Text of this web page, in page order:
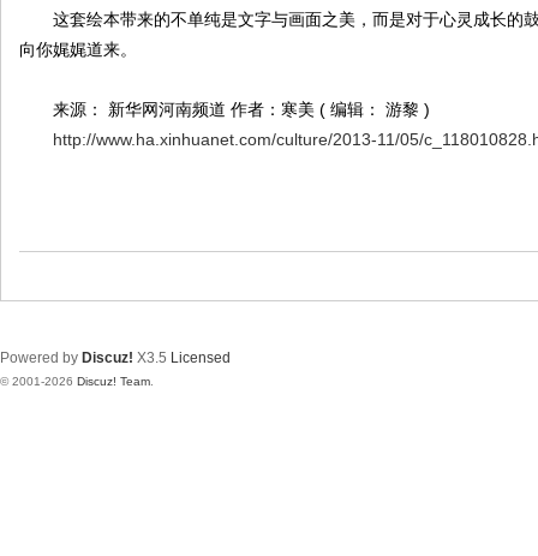
这套绘本带来的不单纯是文字与画面之美，而是对于心灵成长的
向你娓娓道来。
来源： 新华网河南频道 作者：寒美 ( 编辑： 游黎 )
http://www.ha.xinhuanet.com/culture/2013-11/05/
Powered by Discuz! X3.5 Licensed
© 2001-2026 Discuz! Team